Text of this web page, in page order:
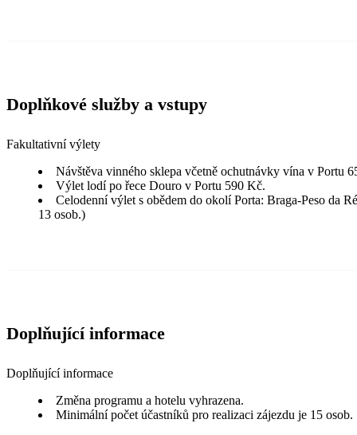
Doplňkové služby a vstupy
Fakultativní výlety
Návštěva vinného sklepa včetně ochutnávky vína v Portu
Výlet lodí po řece Douro v Portu 590 Kč.
Celodenní výlet s obědem do okolí Porta: Braga-Peso da
13 osob.)
Doplňující informace
Doplňující informace
Změna programu a hotelu vyhrazena.
Minimální počet účastníků pro realizaci zájezdu je 15 osob.